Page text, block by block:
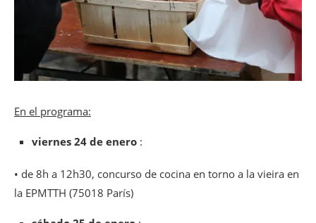
En el programa:
viernes 24 de enero :
• de 8h a 12h30, concurso de cocina en torno a la vieira en
la EPMTTH (75018 París)